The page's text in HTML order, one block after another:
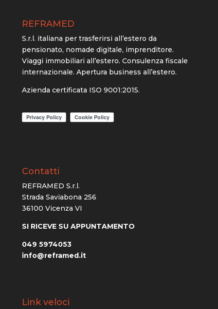
REFRAMED
S.r.l. italiana per trasferirsi all’estero da
pensionato, nomade digitale, imprenditore.
Viaggi immobiliari all’estero. Consulenza fiscale
internazionale. Apertura business all’estero.
Azienda certificata ISO 9001:2015.
Contatti
REFRAMED S.r.l.
Strada Saviabona 256
36100 Vicenza VI
SI RICEVE SU APPUNTAMENTO
049 5974053
info@reframed.it
Link veloci